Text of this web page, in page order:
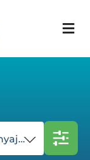
Bőrgyógyászati konzultáció és anyajegyszűrés Fotofinder készülékkel 5 anyajegy alatt